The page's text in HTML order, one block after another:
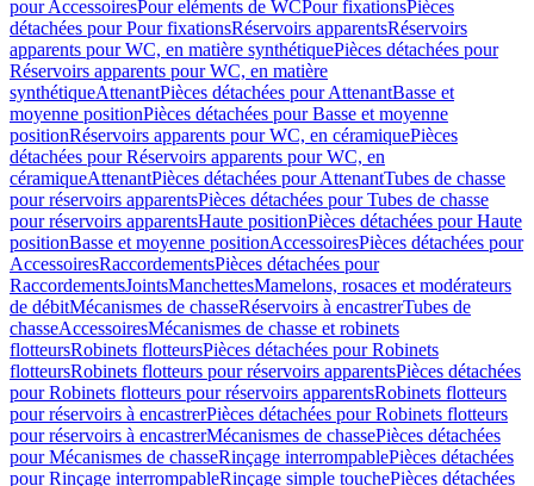
pour AccessoiresPour eléments de WCPour fixationsPièces
détachées pour Pour fixationsRéservoirs apparentsRéservoirs
apparents pour WC, en matière synthétiquePièces détachées pour
Réservoirs apparents pour WC, en matière
synthétiqueAttenantPièces détachées pour AttenantBasse et
moyenne positionPièces détachées pour Basse et moyenne
positionRéservoirs apparents pour WC, en céramiquePièces
détachées pour Réservoirs apparents pour WC, en
céramiqueAttenantPièces détachées pour AttenantTubes de chasse
pour réservoirs apparentsPièces détachées pour Tubes de chasse
pour réservoirs apparentsHaute positionPièces détachées pour Haute
positionBasse et moyenne positionAccessoiresPièces détachées pour
AccessoiresRaccordementsPièces détachées pour
RaccordementsJointsManchettesMamelons, rosaces et modérateurs
de débitMécanismes de chasseRéservoirs à encastrerTubes de
chasseAccessoiresMécanismes de chasse et robinets
flotteursRobinets flotteursPièces détachées pour Robinets
flotteursRobinets flotteurs pour réservoirs apparentsPièces détachées
pour Robinets flotteurs pour réservoirs apparentsRobinets flotteurs
pour réservoirs à encastrerPièces détachées pour Robinets flotteurs
pour réservoirs à encastrerMécanismes de chassePièces détachées
pour Mécanismes de chasseRinçage interrompablePièces détachées
pour Rinçage interrompableRinçage simple touchePièces détachées